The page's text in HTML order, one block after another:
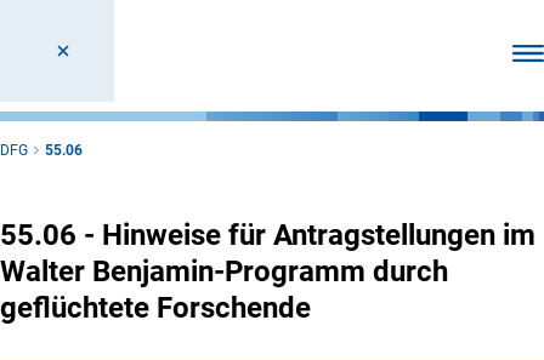
DFG 55.06
55.06 - Hinweise für Antragstellungen im
Walter Benjamin-Programm durch
geflüchtete Forschende